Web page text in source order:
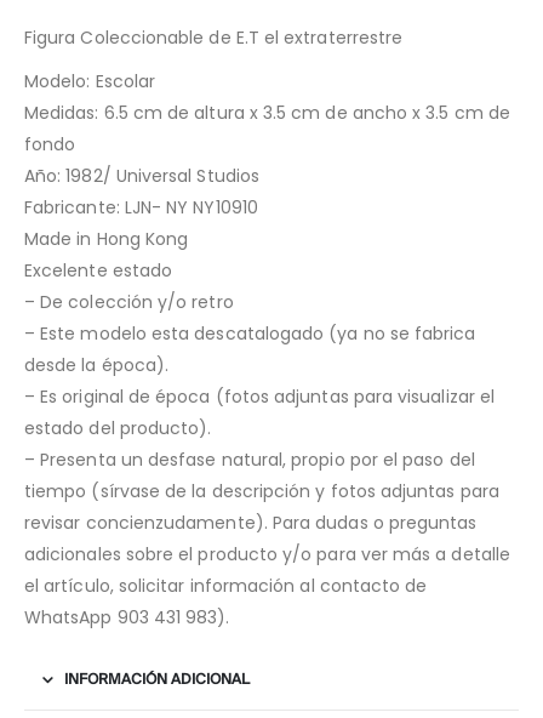
Figura Coleccionable de E.T el extraterrestre
Modelo: Escolar
Medidas: 6.5 cm de altura x 3.5 cm de ancho x 3.5 cm de
fondo
Año: 1982/ Universal Studios
Fabricante: LJN- NY NY10910
Made in Hong Kong
Excelente estado
– De colección y/o retro
– Este modelo esta descatalogado (ya no se fabrica
desde la época).
– Es original de época (fotos adjuntas para visualizar el
estado del producto).
– Presenta un desfase natural, propio por el paso del
tiempo (sírvase de la descripción y fotos adjuntas para
revisar concienzudamente). Para dudas o preguntas
adicionales sobre el producto y/o para ver más a detalle
el artículo, solicitar información al contacto de
WhatsApp 903 431 983).
INFORMACIÓN ADICIONAL